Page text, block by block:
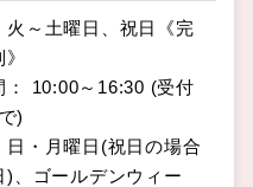
火～土曜日、祝日《完
： 10:00～16:30 (受付
)
日・月曜日(祝日の場合
)、ゴールデンウィー